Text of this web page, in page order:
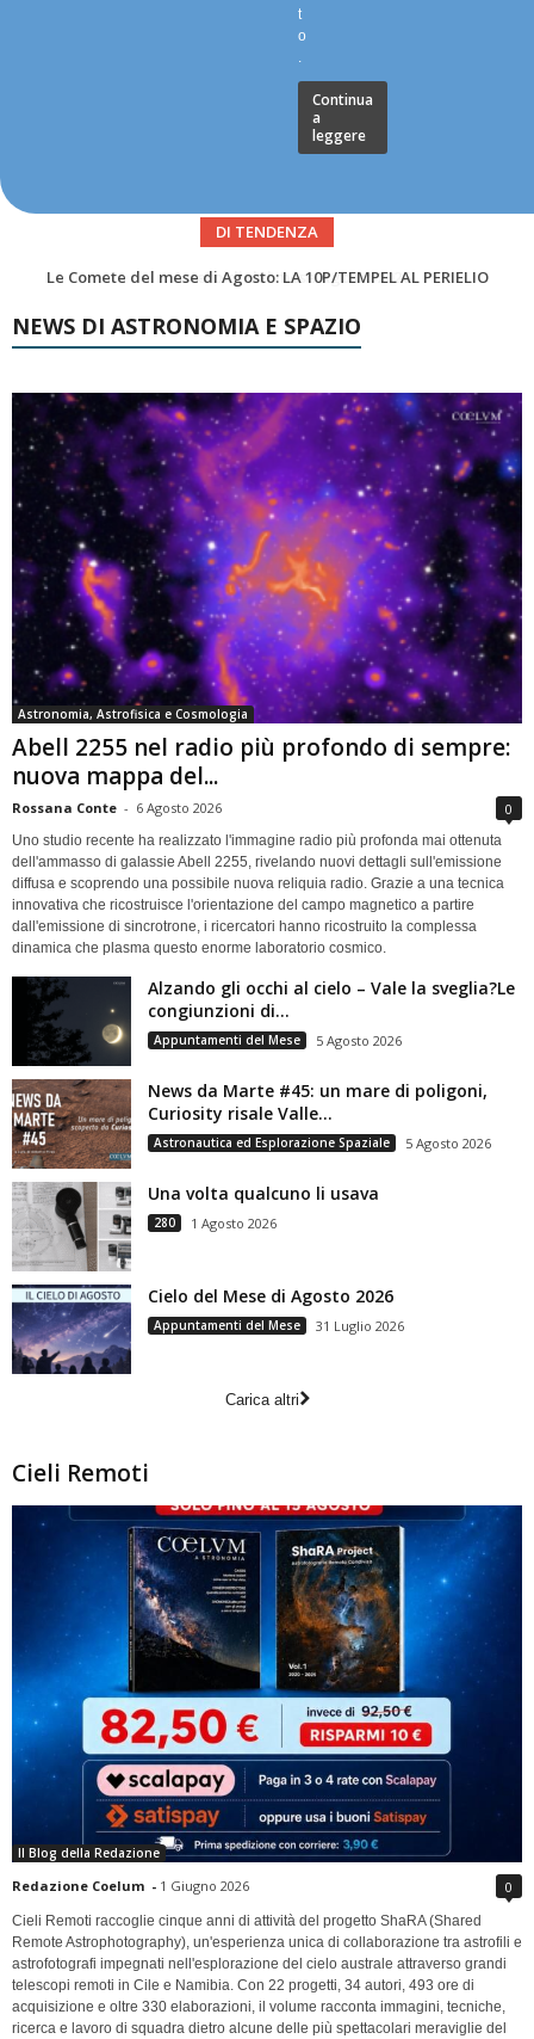
t
o
.
Continua
a
leggere
DI TENDENZA
Asteroidi del mese Agosto 2026
NEWS DI ASTRONOMIA E SPAZIO
Astronomia, Astrofisica e Cosmologia
Abell 2255 nel radio più profondo di sempre:
nuova mappa del...
Rossana Conte - 6 Agosto 2026 0
Uno studio recente ha realizzato l'immagine radio più profonda mai ottenuta
dell'ammasso di galassie Abell 2255, rivelando nuovi dettagli sull'emissione
diffusa e scoprendo una possibile nuova reliquia radio. Grazie a una tecnica
innovativa che ricostruisce l'orientazione del campo magnetico a partire
dall'emissione di sincrotrone, i ricercatori hanno ricostruito la complessa
dinamica che plasma questo enorme laboratorio cosmico.
Alzando gli occhi al cielo – Vale la sveglia?Le
congiunzioni di...
Appuntamenti del Mese 5 Agosto 2026
News da Marte #45: un mare di poligoni,
Curiosity risale Valle...
Astronautica ed Esplorazione Spaziale 5 Agosto 2026
Una volta qualcuno li usava
280 1 Agosto 2026
Cielo del Mese di Agosto 2026
Appuntamenti del Mese 31 Luglio 2026
Carica altri
Cieli Remoti
Il Blog della Redazione
Redazione Coelum - 1 Giugno 2026 0
Cieli Remoti raccoglie cinque anni di attività del progetto ShaRA (Shared
Remote Astrophotography), un'esperienza unica di collaborazione tra astrofili e
astrofotografi impegnati nell'esplorazione del cielo australe attraverso grandi
telescopi remoti in Cile e Namibia. Con 22 progetti, 34 autori, 493 ore di
acquisizione e oltre 330 elaborazioni, il volume racconta immagini, tecniche,
ricerca e lavoro di squadra dietro alcune delle più spettacolari meraviglie del